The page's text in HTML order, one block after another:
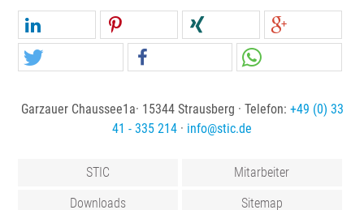
Garzauer Chaussee1a· 15344 Strausberg · Telefon: +49 (0) 33
41 - 335 214 · info@stic.de
STIC Mitarbeiter
Downloads Sitemap